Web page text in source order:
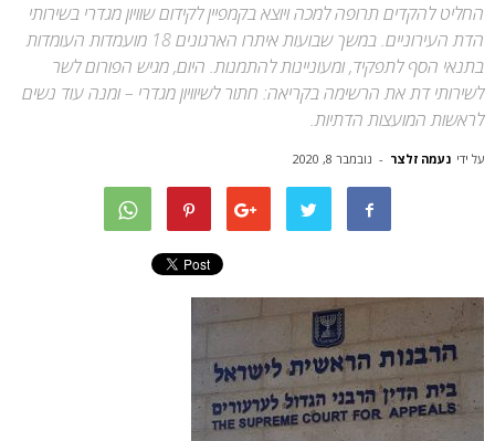
החליט להקדים תרופה למכה ויוצא בקמפיין לקידום שוויון מגדרי בשירותי
הדת העירוניים. במשך שבועות איתרו הארגונים 18 מועמדות העומדות
בתנאי הסף לתפקיד, ומעוניינות להתמנות. היום, מגיש הפורום לשר
לשירותי דת את הרשימה בקריאה: חתור לשיוויון מגדרי – ומנה עוד נשים
לראשות המועצות הדתיות.
על ידי נעמה זלצר - נובמבר 8, 2020